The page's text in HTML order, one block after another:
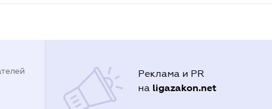
Реклама и PR
на ligazakon.net